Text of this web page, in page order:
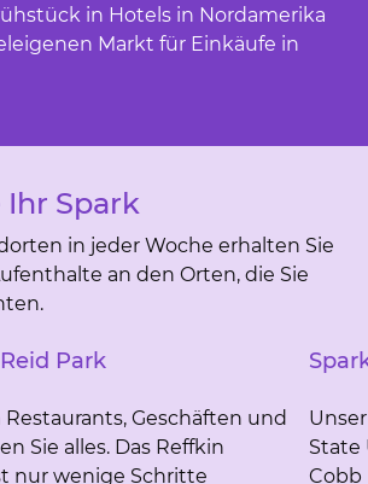
in Hotels in Nordamerika
Markt für Einkäufe in
Ihr Spark
in jeder Woche erhalten Sie
an den Orten, die Sie
Park
Geschäften und
Sie alles. Das Reffkin
nur wenige Schritte
State
Cobb